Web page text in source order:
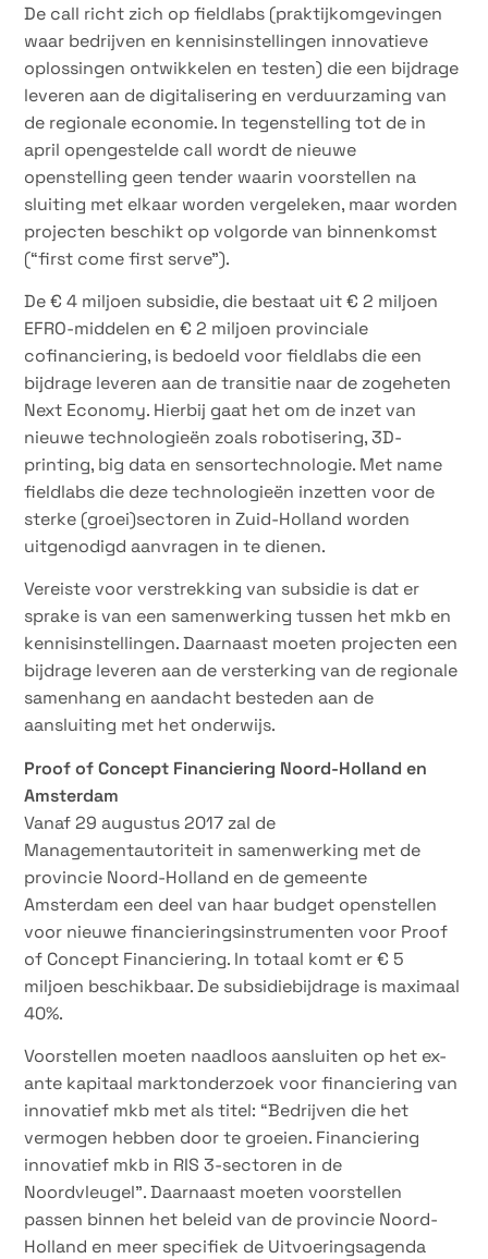
De call richt zich op fieldlabs (praktijkomgevingen
waar bedrijven en kennisinstellingen innovatieve
oplossingen ontwikkelen en testen) die een bijdrage
leveren aan de digitalisering en verduurzaming van
de regionale economie. In tegenstelling tot de in
april opengestelde call wordt de nieuwe
openstelling geen tender waarin voorstellen na
sluiting met elkaar worden vergeleken, maar worden
projecten beschikt op volgorde van binnenkomst
(“first come first serve”).
De € 4 miljoen subsidie, die bestaat uit € 2 miljoen
EFRO-middelen en € 2 miljoen provinciale
cofinanciering, is bedoeld voor fieldlabs die een
bijdrage leveren aan de transitie naar de zogeheten
Next Economy. Hierbij gaat het om de inzet van
nieuwe technologieën zoals robotisering, 3D-
printing, big data en sensortechnologie. Met name
fieldlabs die deze technologieën inzetten voor de
sterke (groei)sectoren in Zuid-Holland worden
uitgenodigd aanvragen in te dienen.
Vereiste voor verstrekking van subsidie is dat er
sprake is van een samenwerking tussen het mkb en
kennisinstellingen. Daarnaast moeten projecten een
bijdrage leveren aan de versterking van de regionale
samenhang en aandacht besteden aan de
aansluiting met het onderwijs.
Proof of Concept Financiering Noord-Holland en
Amsterdam
Vanaf 29 augustus 2017 zal de
Managementautoriteit in samenwerking met de
provincie Noord-Holland en de gemeente
Amsterdam een deel van haar budget openstellen
voor nieuwe financieringsinstrumenten voor Proof
of Concept Financiering. In totaal komt er € 5
miljoen beschikbaar. De subsidiebijdrage is maximaal
40%.
Voorstellen moeten naadloos aansluiten op het ex-
ante kapitaal marktonderzoek voor financiering van
innovatief mkb met als titel: “Bedrijven die het
vermogen hebben door te groeien. Financiering
innovatief mkb in RIS 3-sectoren in de
Noordvleugel”. Daarnaast moeten voorstellen
passen binnen het beleid van de provincie Noord-
Holland en meer specifiek de Uitvoeringsagenda